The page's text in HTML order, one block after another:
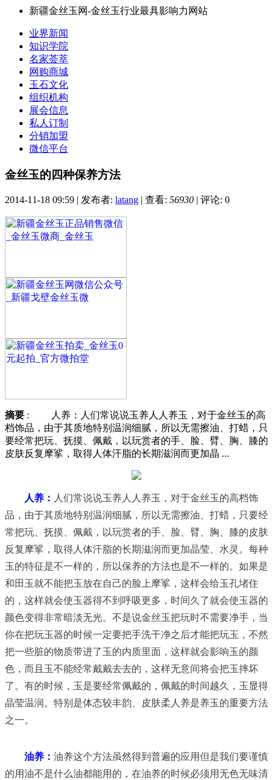
新疆金丝玉网-金丝玉行业最具影响力网站
业界新闻
知识学院
名家荟萃
网购商城
玉石文化
组织机构
展会信息
私人订制
分销加盟
微信平台
金丝玉的四种保养方法
2014-11-18 09:59 | 发布者: latang | 查看: 56930 | 评论: 0
摘要 : 人养：人们常说说玉养人人养玉，对于金丝玉的高
档饰品，由于其质地特别温润细腻，所以无需擦油、打蜡，只
要经常把玩、抚摸、佩戴，以玩赏者的手、脸、臂、胸、膝的
皮肤反复摩挲，取得人体汗脂的长期滋润而更加晶 ...
人养： 人们常说说玉养人人养玉，对于金丝玉的高档饰
品，由于其质地特别温润细腻，所以无需擦油、打蜡，只要经
常把玩、抚摸、佩戴，以玩赏者的手、脸、臂、胸、膝的皮肤
反复摩挲，取得人体汗脂的长期滋润而更加晶莹、水灵。每种
玉的特征是不一样的，所以保养的方法也是不一样的。如果是
和田玉就不能把玉放在自己的脸上摩挲，这样会给玉孔堵住
的，这样就会使玉器得不到呼吸更多， 时间久了就会使玉器的
颜色变得非常暗淡无光。不是说金丝玉把玩时不需要净手，当
你在把玩玉器的时候一定要把手洗干净之后才能把玩玉，不然
把一些脏的物质带进了玉的内质里面，这样就会影响玉的颜
色，而且玉不能经常戴戴去去的，这样无意间将会把玉摔坏
了。有的时候，玉是要经常佩戴的，佩戴的时间越久，玉显得
晶莹温润。特别是体态较丰韵、皮肤柔人养是养玉的重要方法
之一。
油养： 油养这个方法虽然得到普遍的应用但是我们要谨慎
的用油不是什么油都能用的，在油养的时候必须用无色无味清